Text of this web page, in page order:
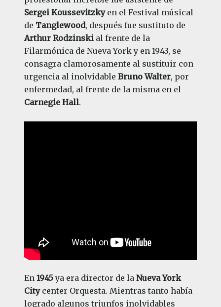
Sergei Koussevitzkyen el Festival músical
de Tanglewood, después fue sustituto de
Arthur Rodzinskial frente de la
Filarmónica de Nueva York y en 1943, se
consagra clamorosamente al sustituir con
urgencia al inolvidable Bruno Walter, por
enfermedad, al frente de la misma en el
Carnegie Hall.
En 1945ya era director de la Nueva York
Citycenter Orquesta. Mientras tanto había
logrado algunos triunfos inolvidables